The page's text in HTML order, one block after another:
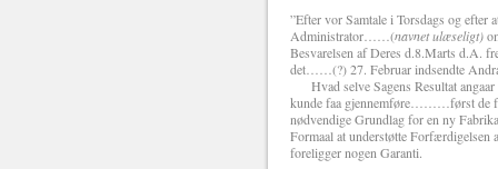
”Efter vor Samtale i Torsdags og efter
Administrator……(navnet ulæseligt)
Besvarelsen af Deres d.8.Marts d.A.
det……(?) 27. Februar indsendte
Hvad selve Sagens Resultat
kunde faa gjennemføre………først de
nødvendige Grundlag for en ny
Formaal at understøtte
foreligger nogen Garanti.